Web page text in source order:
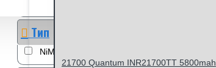
21700 Quantum INR21700TT 5800mah
Тип
NiMH